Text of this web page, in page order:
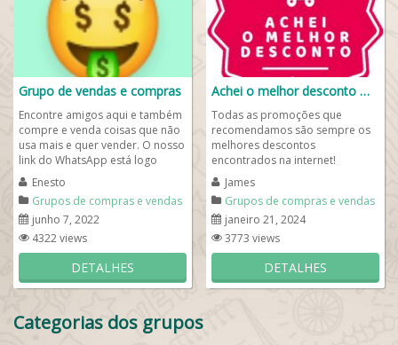
Grupo de vendas e compras
Encontre amigos aqui e também
compre e venda coisas que não
usa mais e quer vender. O nosso
link do WhatsApp está logo
abaixo para você clicar e
participar...
Enesto
Grupos de compras e vendas
junho 7, 2022
4322 views
DETALHES
Achei o melhor desconto 🙌🏽
Todas as promoções que
recomendamos são sempre os
melhores descontos
encontrados na internet!
Selecionamos sempre os
melhores produtos das
melhores fontes...
James
Grupos de compras e vendas
janeiro 21, 2024
3773 views
DETALHES
Categorias dos grupos